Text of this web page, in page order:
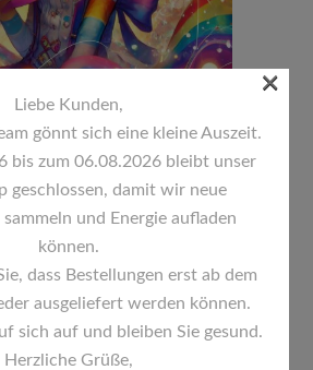
VON
MIYA!
Liebe Kunden,
gönnt sich eine kleine Auszeit.
bis zum 06.08.2026 bleibt unser
geschlossen, damit wir neue
sammeln und Energie aufladen
können.
dass Bestellungen erst ab dem
ausgeliefert werden können.
sich auf und bleiben Sie gesund.
Herzliche Grüße,
×